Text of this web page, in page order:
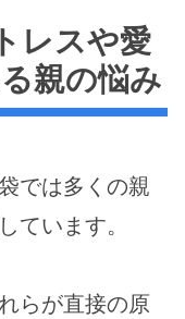
レスや愛
親の悩み
では多くの親
ています。
らが直接の原